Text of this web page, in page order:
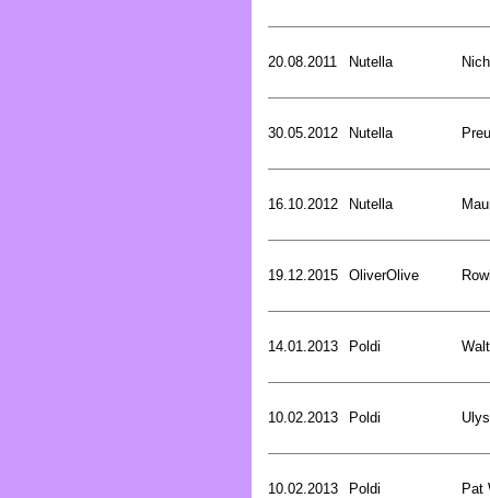
20.08.2011 Nutella
30.05.2012 Nutella
16.10.2012 Nutella
19.12.2015 OliverOlive
14.01.2013 Poldi
10.02.2013 Poldi
10.02.2013 Poldi Pat